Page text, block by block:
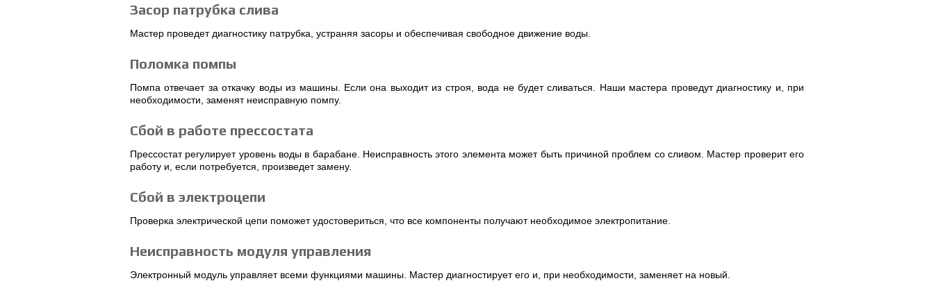
Засор патрубка слива
Мастер проведет диагностику патрубка, устраняя засоры и обеспечивая свободное движение воды.
Поломка помпы
Помпа отвечает за откачку воды из машины. Если она выходит из строя, вода не будет сливаться. Наши мастера проведут диагностику и, при
необходимости, заменят неисправную помпу.
Сбой в работе прессостата
Прессостат регулирует уровень воды в барабане. Неисправность этого элемента может быть причиной проблем со сливом. Мастер проверит его
работу и, если потребуется, произведет замену.
Сбой в электроцепи
Проверка электрической цепи поможет удостовериться, что все компоненты получают необходимое электропитание.
Неисправность модуля управления
Электронный модуль управляет всеми функциями машины. Мастер диагностирует его и, при необходимости, заменяет на новый.